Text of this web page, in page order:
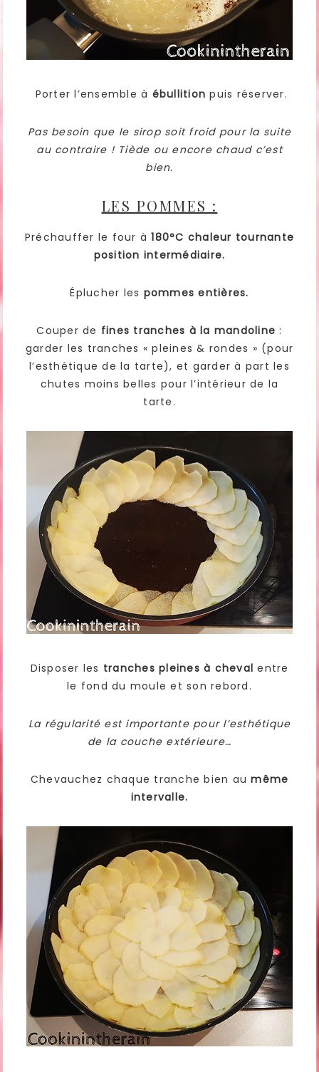
Porter l’ensemble à ébullition puis réserver.
Pas besoin que le sirop soit froid pour la suite
au contraire ! Tiède ou encore chaud c’est
bien.
LES POMMES :
Préchauffer le four à180°C chaleur tournante
position intermédiaire.
Éplucher les pommes entières.
Couper de fines tranches à la mandoline :
garder les tranches « pleines & rondes » (pour
l’esthétique de la tarte), et garder à part les
chutes moins belles pour l’intérieur de la
tarte.
Disposer les tranches pleines à cheval entre
le fond du moule et son rebord.
La régularité est importante pour l’esthétique
de la couche extérieure…
Chevauchez chaque tranche bien aumême
intervalle.